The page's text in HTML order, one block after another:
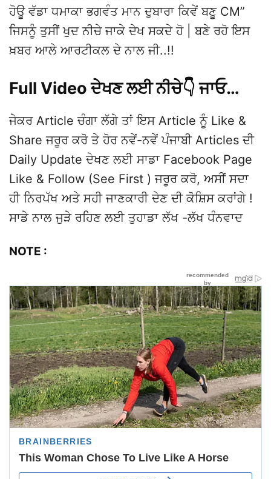
ਹੋਊ ਵੱਡਾ ਧਮਾਕਾ ਭਗਵੰਤ ਮਾਨ ਦੁਬਾਰਾ ਕਿਵੇਂ ਬਣੂ CM”
ਜਿਸਨੂੰ ਤੁਸੀਂ ਖੁਦ ਨੀਚੇ ਜਾਕੇ ਦੇਖ ਸਕਦੇ ਹੋ | ਬਣੇ ਰਹੋ ਇਸ
ਖ਼ਬਰ ਆਲੇ ਆਰਟੀਕਲ ਦੇ ਨਾਲ ਜੀ..!!
Full Video ਦੇਖਣ ਲਈ ਨੀਚੇ👇 ਜਾਓ…
ਜੇਕਰ Article ਚੰਗਾ ਲੱਗੇ ਤਾਂ ਇਸ Article ਨੂੰ Like &
Share ਜਰੂਰ ਕਰੋ ਤੇ ਹੋਰ ਨਵੇਂ-ਨਵੇਂ ਪੰਜਾਬੀ Articles ਦੀ
Daily Update ਦੇਖਣ ਲਈ ਸਾਡਾ Facebook Page
Like & Follow (See First ) ਜਰੂਰ ਕਰੋ, ਅਸੀਂ ਸਦਾ
ਹੀ ਨਿਰਪੱਖ ਅਤੇ ਸਹੀ ਜਾਣਕਾਰੀ ਦੇਣ ਦੀ ਕੋਸ਼ਿਸ ਕਰਾਂਗੇ !
ਸਾਡੇ ਨਾਲ ਜੁੜੇ ਰਹਿਣ ਲਈ ਤੁਹਾਡਾ ਲੱਖ -ਲੱਖ ਧੰਨਵਾਦ
NOTE :